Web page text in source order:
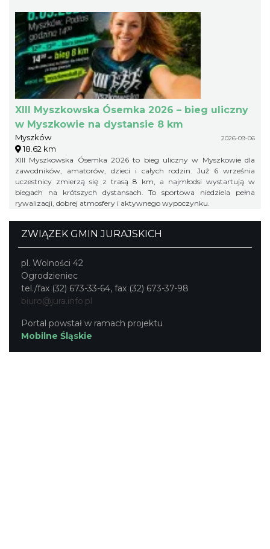
XIII Myszkowska Ósemka 2026 – bieg uliczny
w Myszkowie na dystansie 8 km
Myszków 2026-09-06
18.62 km
XIII Myszkowska Ósemka 2026 to bieg uliczny w Myszkowie dla
zawodników, amatorów, dzieci i całych rodzin. Już 6 września
uczestnicy zmierzą się z trasą 8 km, a najmłodsi wystartują w
biegach na krótszych dystansach. To sportowa niedziela pełna
rywalizacji, dobrej atmosfery i aktywnego wypoczynku.
ZWIĄZEK GMIN JURAJSKICH
pl. Wolności 42
Ogrodzieniec
tel./fax (32) 673-33-64, fax (32) 673-37-98
biuro@jura.info.pl
Portal powstał w ramach projektu
Mobilne Śląskie